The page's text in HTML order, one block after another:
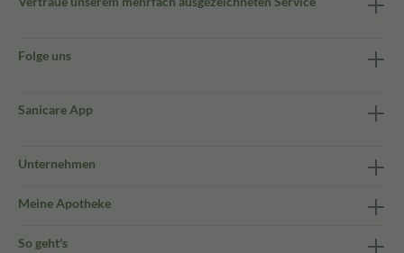
Folge uns
Sanicare App
Unternehmen
Meine Apotheke
So geht's